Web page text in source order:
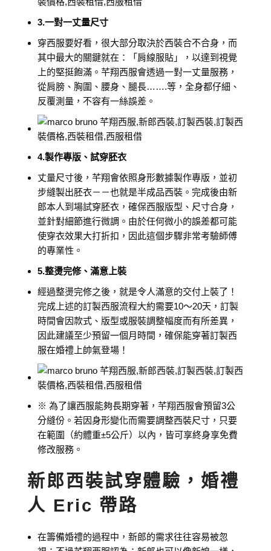
3.一對一丈量尺寸
穿西服要好看，很大部分取決於西裝合不合身，而
其中最大的關鍵就在：「肩線服貼」，以達到視覺
上的堅挺飽滿。芊翔西服會透過一對一丈量服務，
從肩膀、胸圍、腰身、腿長…….等，全身都仔細、
反覆測量，不容有一絲誤差。
4.製作專版、試穿胚衣
丈量尺寸後，芊翔會依照身形數據製作專版，並初
步縫製出胚衣－－也就是半成品西裝。完成後由新
郎本人到場試穿胚衣，確保西服版型、尺寸合身，
並針對細節進行微調。由於任何微小的誤差都可能
使穿衣效果大打折扣，因此這個步驟非常考驗師傅
的專業性。
5.整燙完修、滿意上裝
經過整燙完修之後，就是令人滿意的交付上裝了！
完成上述的訂製西服流程大約需要10～20天，訂製
時間會因款式、版型或服裝調整幅度而有所差異，
因此建議至少預留一個月時間，確保能穿著訂製西
服在婚禮上帥氣登場！
※ 為了讓西服能夠長期穿著，芊翔西服會預留3公
分縫份。若因身形變化而需要調整西裝尺寸，只要
在範圍（約體重±5公斤）以內，皆可享終身享免費
修改服務。
新郎西裝試穿體驗，婚禮
人 Eric 帶路
在籌備婚禮的過程中，新郎的需求往往容易被忽